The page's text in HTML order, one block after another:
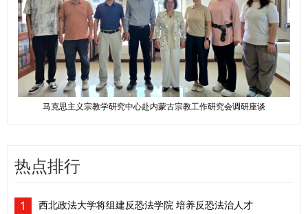
马克思主义宗教学研究中心赴内蒙古宗教工作研究会调研座谈
热点排行
1 西北政法大学将组建反恐法学院 培养反恐法治人才